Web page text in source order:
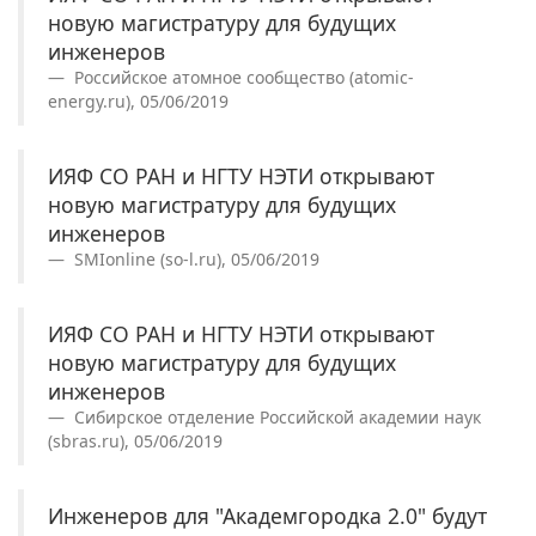
новую магистратуру для будущих
инженеров
Российское атомное сообщество (atomic-
energy.ru), 05/06/2019
ИЯФ СО РАН и НГТУ НЭТИ открывают
новую магистратуру для будущих
инженеров
SMIonline (so-l.ru), 05/06/2019
ИЯФ СО РАН и НГТУ НЭТИ открывают
новую магистратуру для будущих
инженеров
Сибирское отделение Российской академии наук
(sbras.ru), 05/06/2019
Инженеров для "Академгородка 2.0" будут